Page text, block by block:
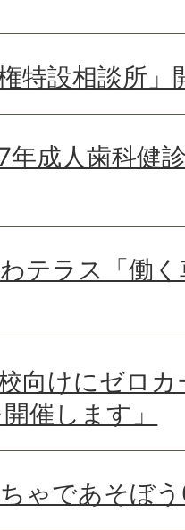
特設相談所」
年成人歯科健
テラス「働
向けにゼロ
催します」
ゃであそぼ